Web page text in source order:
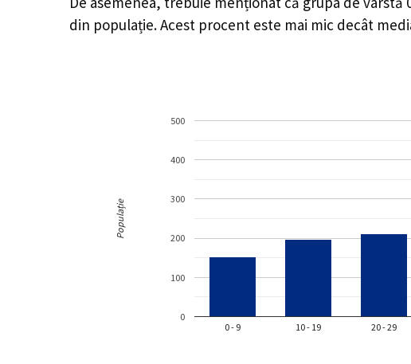
din populație. Acest procent este mai mic decât
0 - 9 10 - 19 20 - 29
0
100
200
300
400
500
Populație